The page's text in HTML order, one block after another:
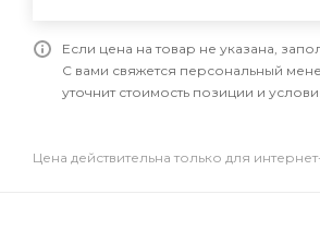
Если цена на товар не указана,
С вами свяжется персональный
уточнит стоимость позиции и
Цена действительна только для